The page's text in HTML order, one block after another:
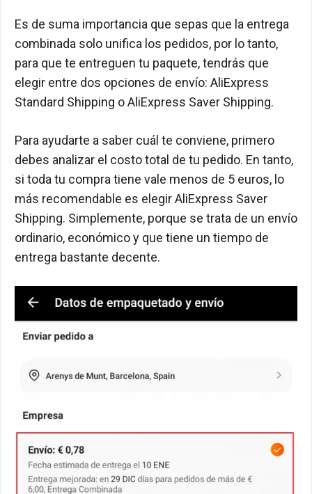
Es de suma importancia que sepas que la entrega
combinada solo unifica los pedidos, por lo tanto,
para que te entreguen tu paquete, tendrás que
elegir entre dos opciones de envío: AliExpress
Standard Shipping o AliExpress Saver Shipping.
Para ayudarte a saber cuál te conviene, primero
debes analizar el costo total de tu pedido. En tanto,
si toda tu compra tiene vale menos de 5 euros, lo
más recomendable es elegir AliExpress Saver
Shipping. Simplemente, porque se trata de un envío
ordinario, económico y que tiene un tiempo de
entrega bastante decente.